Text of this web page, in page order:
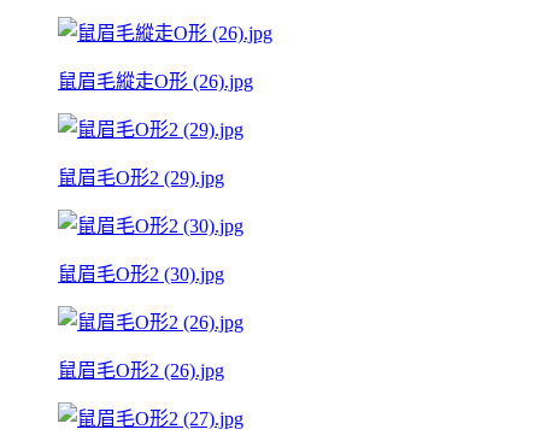
鼠眉毛縱走O形 (26).jpg
鼠眉毛O形2 (29).jpg
鼠眉毛O形2 (30).jpg
鼠眉毛O形2 (26).jpg